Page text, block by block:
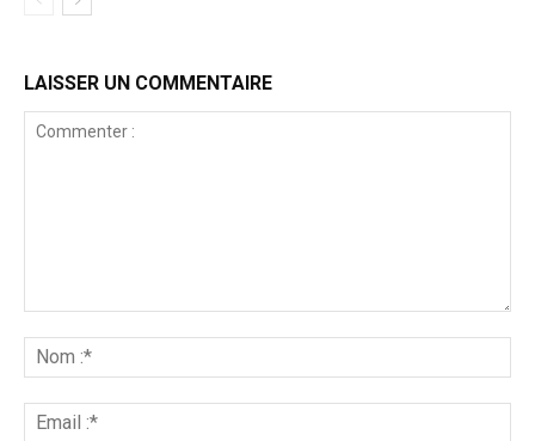
LAISSER UN COMMENTAIRE